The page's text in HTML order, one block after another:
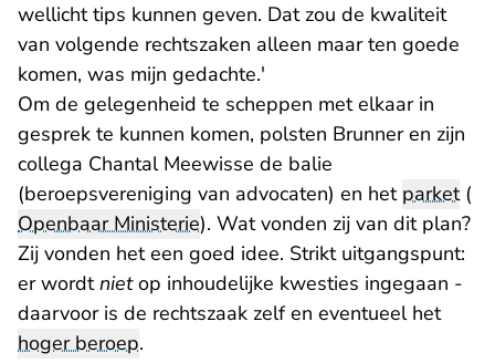
wellicht tips kunnen geven. Dat zou de kwaliteit
van volgende rechtszaken alleen maar ten goede
komen, was mijn gedachte.'
Om de gelegenheid te scheppen met elkaar in
gesprek te kunnen komen, polsten Brunner en zijn
collega Chantal Meewisse de balie
(beroepsvereniging van advocaten) en het parket(
Openbaar Ministerie). Wat vonden zij van dit plan?
Zij vonden het een goed idee. Strikt uitgangspunt:
er wordtnietop inhoudelijke kwesties ingegaan -
daarvoor is de rechtszaak zelf en eventueel het
hoger beroep.